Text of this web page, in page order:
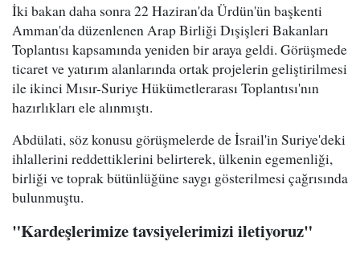
İki bakan daha sonra 22 Haziran'da Ürdün'ün başkenti
Amman'da düzenlenen Arap Birliği Dışişleri Bakanları
Toplantısı kapsamında yeniden bir araya geldi. Görüşmede
ticaret ve yatırım alanlarında ortak projelerin geliştirilmesi
ile ikinci Mısır-Suriye Hükümetlerarası Toplantısı'nın
hazırlıkları ele alınmıştı.
Abdülati, söz konusu görüşmelerde de İsrail'in Suriye'deki
ihlallerini reddettiklerini belirterek, ülkenin egemenliği,
birliği ve toprak bütünlüğüne saygı gösterilmesi çağrısında
bulunmuştu.
"Kardeşlerimize tavsiyelerimizi iletiyoruz"